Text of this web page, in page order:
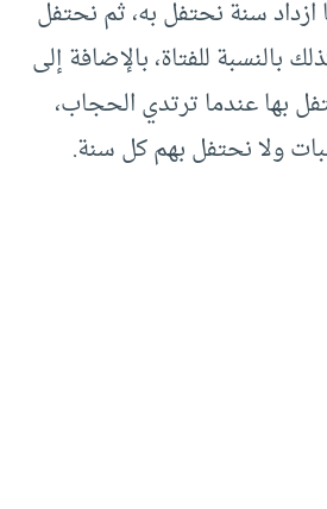
سنة نحتفل به، ثم نحتفل
بالنسبة للفتاة، بالإضافة إلى
بها عندما ترتدي الحجاب،
ولا نحتفل بهم كل سنة.